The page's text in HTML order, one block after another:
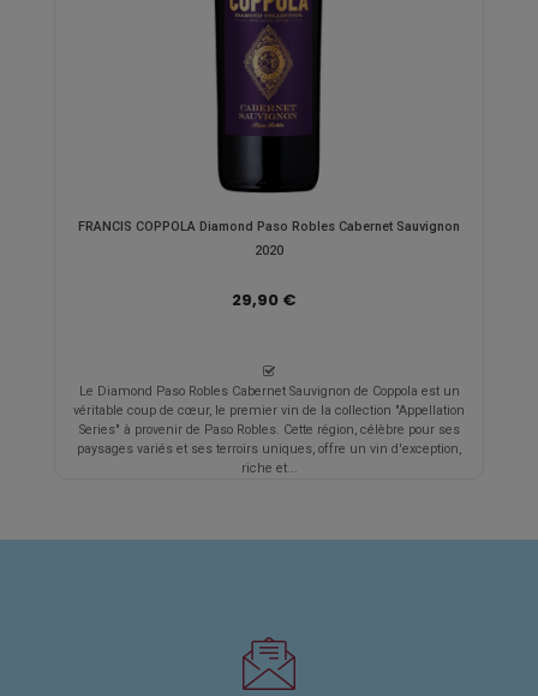
FRANCIS COPPOLA Diamond Paso Robles Cabernet Sauvignon
2020
29,90 €
Le Diamond Paso Robles Cabernet Sauvignon de Coppola est un
véritable coup de cœur, le premier vin de la collection "Appellation
Series" à provenir de Paso Robles. Cette région, célèbre pour ses
paysages variés et ses terroirs uniques, offre un vin d'exception,
riche et...